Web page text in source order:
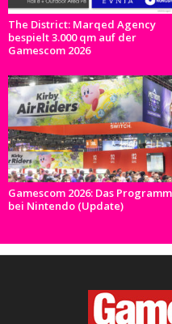
The District: Marqed Agency
bespielt 3.000 qm auf der
Gamescom 2026
Gamescom 2026: Das Programm
bei Nintendo (Update)